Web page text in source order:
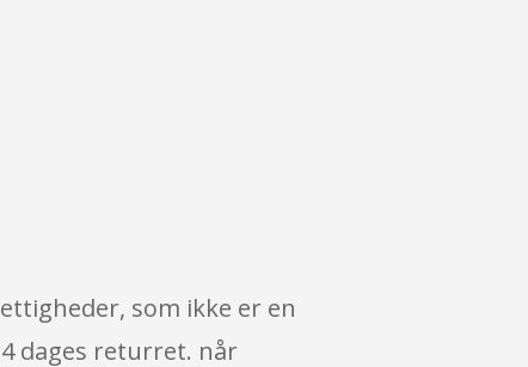
som ikke er en
dages returret. når